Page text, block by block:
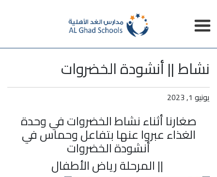
نشاط || أنشودة الخضروات
يونيو 1, 2023
صغارنا أثناء نشاط الخضروات في وحدة
الغذاء عبروا عنها بتفاعل وحماس في
أنشودة الخضروات
|| المرحلة رياض الأطفال